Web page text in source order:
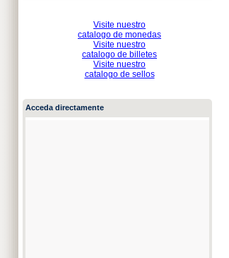
Visite nuestro
catalogo de monedas
Visite nuestro
catalogo de billetes
Visite nuestro
catalogo de sellos
Acceda directamente